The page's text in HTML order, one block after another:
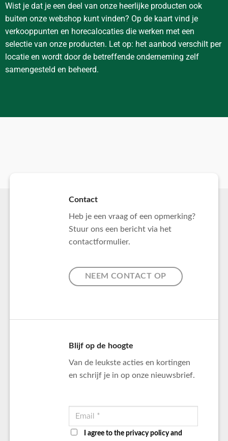
Wist je dat je een deel van onze heerlijke producten ook
buiten onze webshop kunt vinden? Op de kaart vind je
verkooppunten en horecalocaties die werken met een
selectie van onze producten. Let op: het aanbod verschilt per
locatie en wordt door de betreffende onderneming zelf
samengesteld en beheerd.
Contact
Heb je een vraag of een opmerking?
Stuur ons een bericht via het
contactformulier.
NEEM CONTACT OP
Blijf op de hoogte
Van de leukste acties en kortingen
en schrijf je in op onze nieuwsbrief.
I agree to the privacy policy and